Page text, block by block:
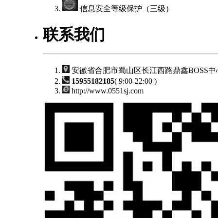
信息安全等级保护（三级）
联系我们
安徽省合肥市蜀山区长江西路鼎鑫BOSS中
15955182185( 9:00-22:00 )
http://www.0551sj.com